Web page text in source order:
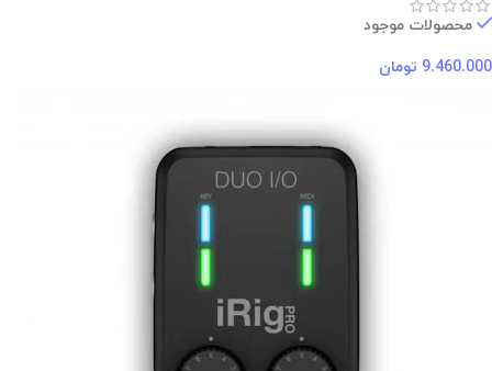
محصولات موجود
9.460.000 تومان